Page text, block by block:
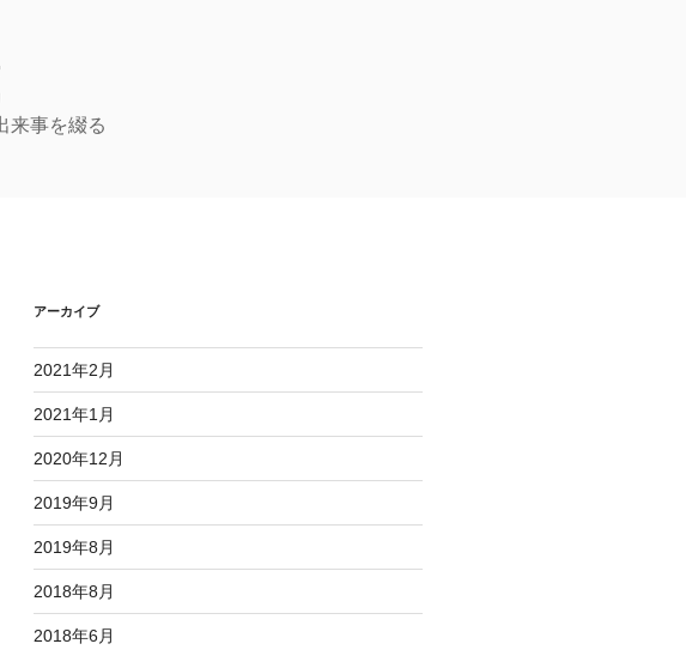
来事を綴る
アーカイブ
2021年2月
2021年1月
2020年12月
2019年9月
2019年8月
2018年8月
2018年6月